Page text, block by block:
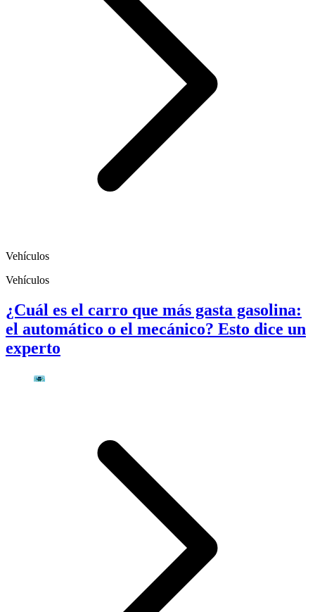
Vehículos
Vehículos
¿Cuál es el carro que más gasta gasolina:
el automático o el mecánico? Esto dice un
experto